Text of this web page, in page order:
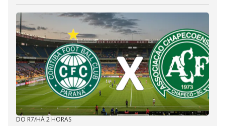
DO R7/HÁ 2 HORAS